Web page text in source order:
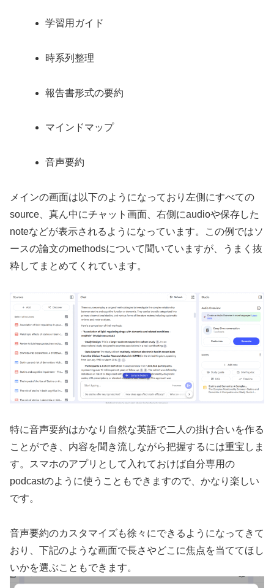
学習用ガイド
時系列整理
報告書形式の要約
マインドマップ
音声要約
メインの画面は以下のようになっており左側にすべての
source、真ん中にチャット画面、右側にaudioや保存した
noteなどが表示されるようになっています。この例ではソ
ースの論文のmethodsについて聞いていますが、うまく抜
粋してまとめてくれています。
特に音声要約はかなり自然な英語で二人の掛け合いを作る
ことができ、内容を聞き流しながら把握するには重宝しま
す。スマホのアプリとして入れておけば自分専用の
podcastのように使うこともできますので、かなり楽しい
です。
音声要約のカスタマイズも徐々にできるようになってきて
おり、下記のような画面で長さやどこに焦点を当ててほし
いかを選ぶこともできます。